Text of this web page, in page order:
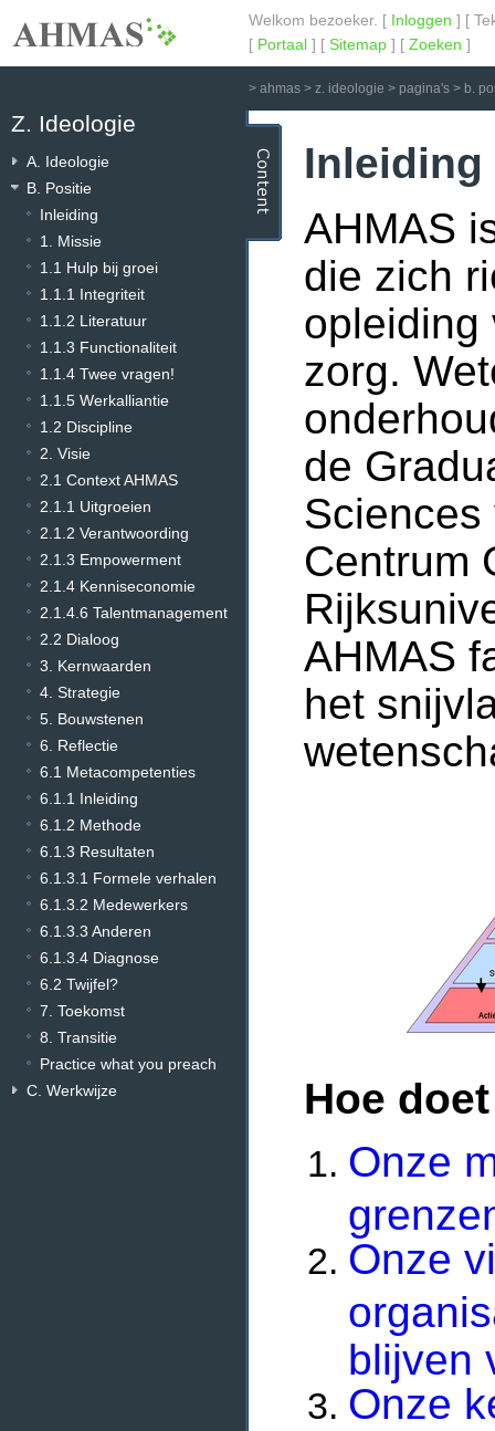
Welkom bezoeker. [ Inloggen ] [
[ Portaal ] [ Sitemap ] [ Zoeken ]
> ahmas > z. ideologie > pagina's > b.
Z. Ideologie
A. Ideologie
B. Positie
Inleiding
1. Missie
1.1 Hulp bij groei
1.1.1 Integriteit
1.1.2 Literatuur
1.1.3 Functionaliteit
1.1.4 Twee vragen!
1.1.5 Werkalliantie
1.2 Discipline
2. Visie
2.1 Context AHMAS
2.1.1 Uitgroeien
2.1.2 Verantwoording
2.1.3 Empowerment
2.1.4 Kenniseconomie
2.1.4.6 Talentmanagement
2.2 Dialoog
3. Kernwaarden
4. Strategie
5. Bouwstenen
6. Reflectie
6.1 Metacompetenties
6.1.1 Inleiding
6.1.2 Methode
6.1.3 Resultaten
6.1.3.1 Formele verhalen
6.1.3.2 Medewerkers
6.1.3.3 Anderen
6.1.3.4 Diagnose
6.2 Twijfel?
7. Toekomst
8. Transitie
Practice what you preach
C. Werkwijze
Inleiding
AHMAS
die zich
opleiding
zorg.
de
Centrum
AHMAS
het
Hoe
Onze
Onze
blijven
Onze